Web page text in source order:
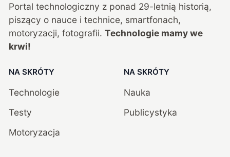
Portal technologiczny z ponad 29-letnią historią,
piszący o nauce i technice, smartfonach,
motoryzacji, fotografii. Technologie mamy we
krwi!
NA SKRÓTY
Technologie
Testy
Motoryzacja
NA SKRÓTY
Nauka
Publicystyka